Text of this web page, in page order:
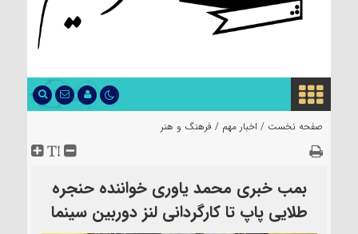
صفحه نخست / اخبار مهم / فرهنگ و هنر
بمب خبری محمد یاوری خواننده حنجره
طلایی پاپ تا کارگردانی لنز دوربین سینما